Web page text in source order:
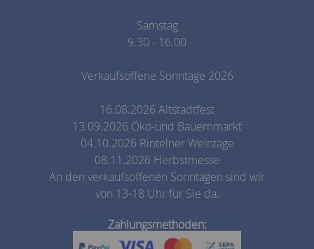
Samstag
9.30 - 16.00
Verkaufsoffene Sonntage 2026
16.08.2026 Altstadtfest
13.09.2026 Öko-und Bauernmarkt
04.10.2026 Rintelner Weintage
08.11.2026 Herbstmesse
An den verkaufsoffenen Sonntagen sind wir
von 13-18 Uhr für Sie da.
Zahlungsmethoden: